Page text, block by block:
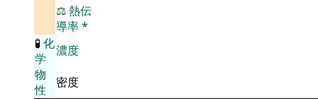
⚖️熱伝
導率*
🧪 化
学
物
性
濃度
密度